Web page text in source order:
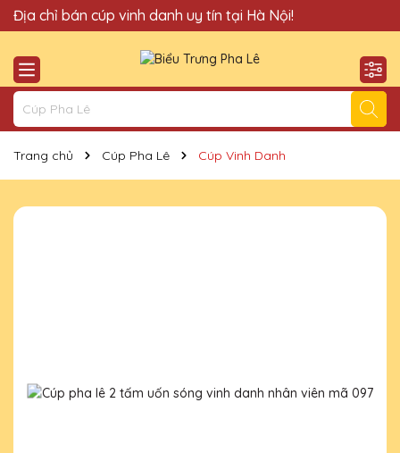
Quà Tặng Cúp Pha Lê Hà Nội QTG xin chào Quý Khách!
Địa chỉ bán cúp vinh danh uy tín tại Hà Nội!
Trang chủ Cúp Pha Lê Cúp Vinh Danh